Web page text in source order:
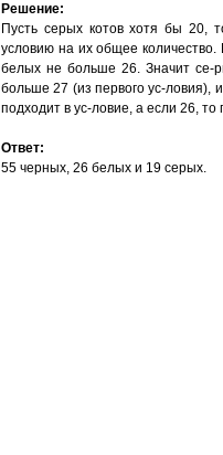
Решение:
Пусть серых котов хотя бы 20,
условию на их общее
белых не больше 26. Значит се-
больше 27 (из первого ус-
подходит в ус-ловие, а если 26, то
Ответ:
55 черных, 26 белых и 19 серых.